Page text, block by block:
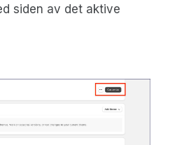
siden av det aktive